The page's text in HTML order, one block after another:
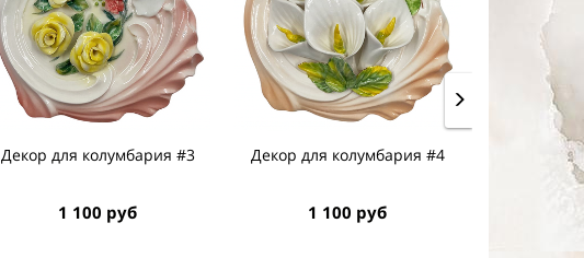
Декор для колумбария #3
1 100 руб
Декор для колумбария #4
1 100 руб
Декор